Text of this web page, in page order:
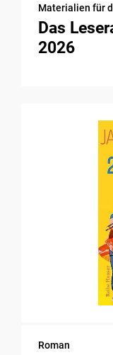
Materialien für
Das
2026
Roman